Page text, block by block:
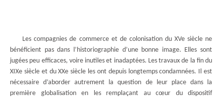
Les compagnies de commerce et de colonisation du XVe siècle ne
bénéficient pas dans l’historiographie d’une bonne image. Elles sont
jugées peu efficaces, voire inutiles et inadaptées. Les travaux de la fin du
XIXe siècle et du XXe siècle les ont depuis longtemps condamnées. Il est
nécessaire d’aborder autrement la question de leur place dans la
première globalisation en les remplaçant au cœur du dispositif